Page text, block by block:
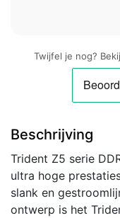
Twijfel je nog?
Beschrijving
Trident Z5 serie
ultra hoge
slank en
ontwerp is het